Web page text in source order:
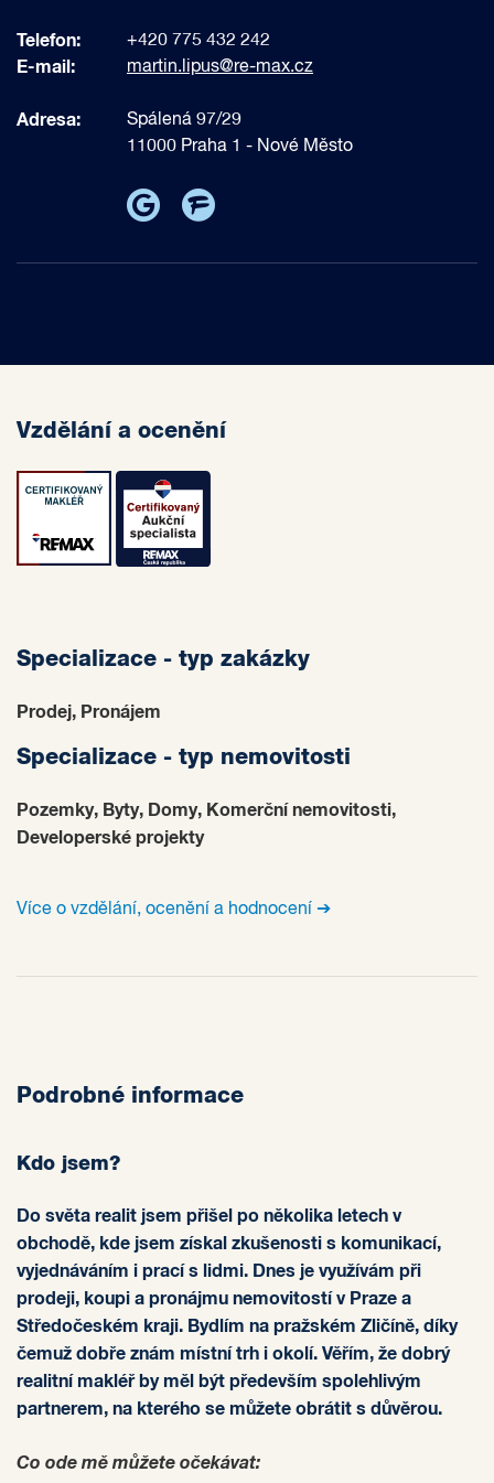
Telefon:
+420 775 432 242
E-mail:
martin.lipus@re-max.cz
Adresa:
Spálená 97/29
11000 Praha 1 - Nové Město
Vzdělání a ocenění
Specializace - typ zakázky
Prodej, Pronájem
Specializace - typ nemovitosti
Pozemky, Byty, Domy, Komerční nemovitosti,
Developerské projekty
Více o vzdělání, ocenění a hodnocení ➔
Podrobné informace
Kdo jsem?
Do světa realit jsem přišel po několika letech v
obchodě, kde jsem získal zkušenosti s komunikací,
vyjednáváním i prací s lidmi. Dnes je využívám při
prodeji, koupi a pronájmu nemovitostí v Praze a
Středočeském kraji. Bydlím na pražském Zličíně, díky
čemuž dobře znám místní trh i okolí. Věřím, že dobrý
realitní makléř by měl být především spolehlivým
partnerem, na kterého se můžete obrátit s důvěrou.
Co ode mě můžete očekávat: